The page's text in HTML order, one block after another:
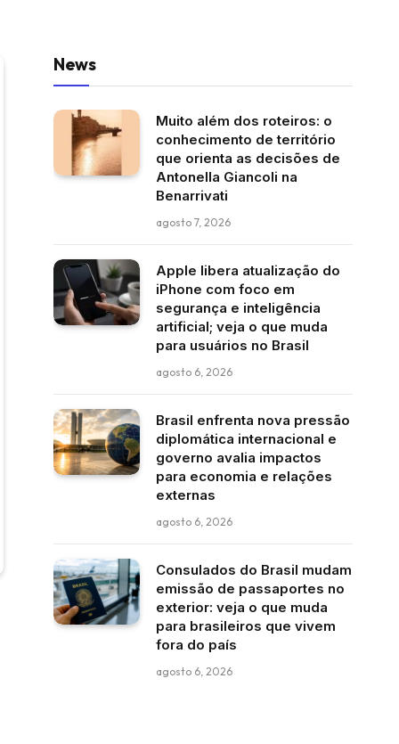
News
Muito além dos roteiros: o
conhecimento de território
que orienta as decisões de
Antonella Giancoli na
Benarrivati
agosto 7, 2026
Apple libera atualização do
iPhone com foco em
segurança e inteligência
artificial; veja o que muda
para usuários no Brasil
agosto 6, 2026
Brasil enfrenta nova pressão
diplomática internacional e
governo avalia impactos
para economia e relações
externas
agosto 6, 2026
Consulados do Brasil mudam
emissão de passaportes no
exterior: veja o que muda
para brasileiros que vivem
fora do país
agosto 6, 2026